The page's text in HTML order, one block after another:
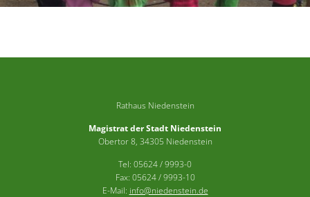
Rathaus Niedenstein
Magistrat der Stadt Niedenstein
Obertor 8, 34305 Niedenstein
Tel: 05624 / 9993-0
Fax: 05624 / 9993-10
E-Mail: info@niedenstein.de